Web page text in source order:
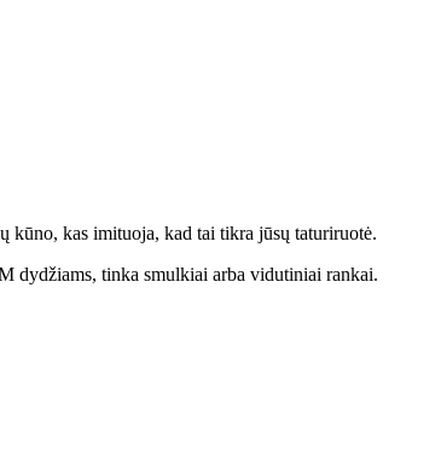
kūno, kas imituoja, kad tai tikra jūsų taturiruotė.
dydžiams, tinka smulkiai arba vidutiniai rankai.